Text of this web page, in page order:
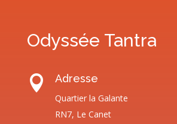
Odyssée Tantra
 Adresse
Quartier la Galante
RN7, Le Canet